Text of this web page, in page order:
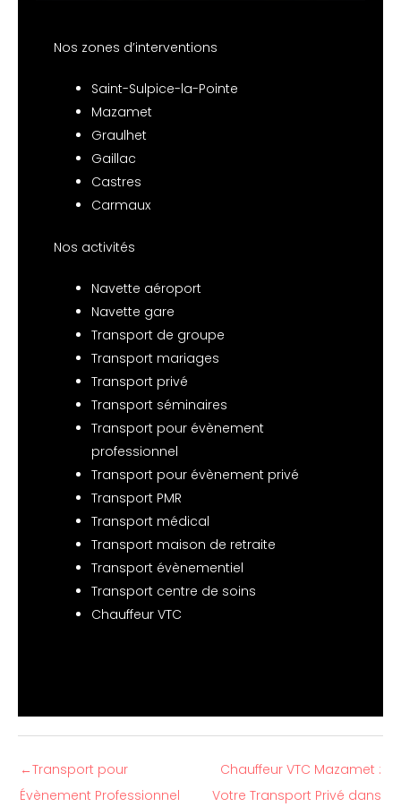
Nos zones d’interventions
Saint-Sulpice-la-Pointe
Mazamet
Graulhet
Gaillac
Castres
Carmaux
Nos activités
Navette aéroport
Navette gare
Transport de groupe
Transport mariages
Transport privé
Transport séminaires
Transport pour évènement
professionnel
Transport pour évènement privé
Transport PMR
Transport médical
Transport maison de retraite
Transport évènementiel
Transport centre de soins
Chauffeur VTC
←Transport pour
Évènement Professionnel
Chauffeur VTC Mazamet :
Votre Transport Privé dans